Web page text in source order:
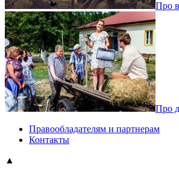
Про
Про
Правообладателям и партнерам
Контакты
▲